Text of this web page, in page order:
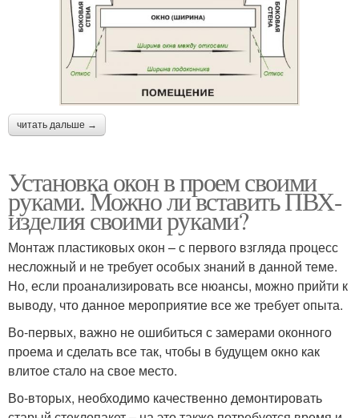
читать дальше →
Установка окон в проем своими
руками. Можно ли вставить ПВХ-
изделия своими руками?
Монтаж пластиковых окон – с первого взгляда процесс
несложный и не требует особых знаний в данной теме.
Но, если проанализировать все нюансы, можно прийти к
выводу, что данное мероприятие все же требует опыта.
Во-первых, важно не ошибиться с замерами оконного
проема и сделать все так, чтобы в будущем окно как
влитое стало на свое место.
Во-вторых, необходимо качественно демонтировать